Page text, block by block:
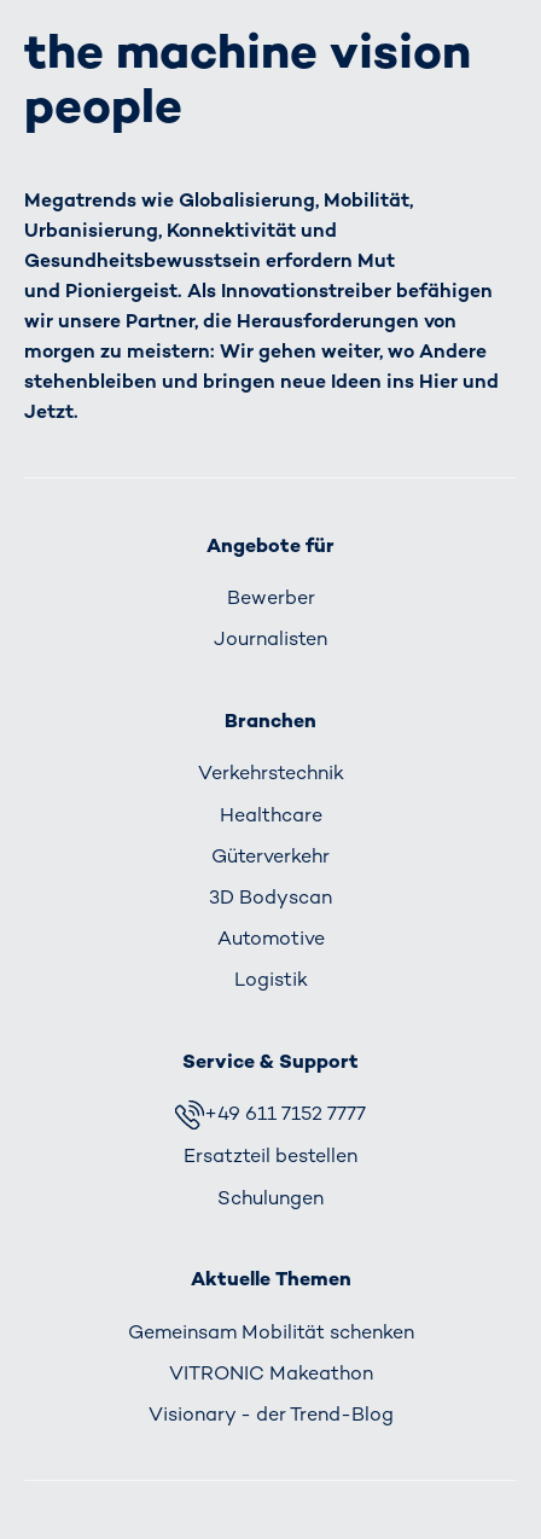
the machine vision
people
Megatrends wie Globalisierung, Mobilität,
Urbanisierung, Konnektivität und
Gesundheitsbewusstsein erfordern Mut
und Pioniergeist. Als Innovationstreiber befähigen
wir unsere Partner, die Herausforderungen von
morgen zu meistern: Wir gehen weiter, wo Andere
stehenbleiben und bringen neue Ideen ins Hier und
Jetzt.
Angebote für
Bewerber
Journalisten
Branchen
Verkehrs­technik
Healthcare
Güterverkehr
3D Bodyscan
Automotive
Logistik
Service & Support
+49 611 7152 7777
Ersatzteil bestellen
Schulungen
Aktuelle Themen
Gemeinsam Mobilität schenken
VITRONIC Makeathon
Visionary - der Trend-Blog